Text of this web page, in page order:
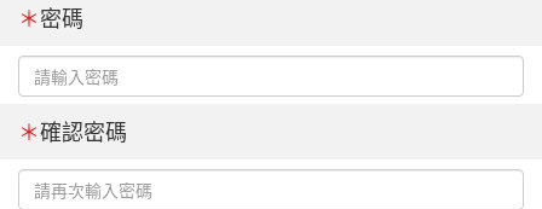
＊密碼
＊確認密碼